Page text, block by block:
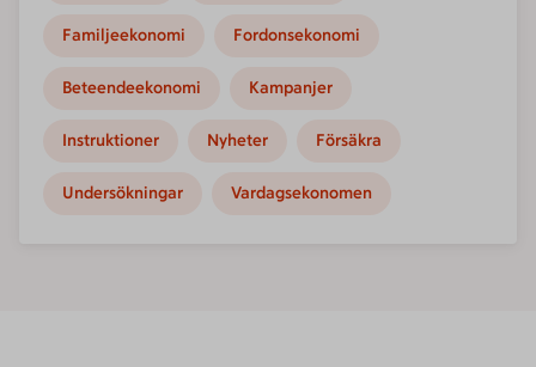
Familjeekonomi Fordonsekonomi
Beteendeekonomi Kampanjer
Instruktioner Nyheter Försäkra
Undersökningar Vardagsekonomen